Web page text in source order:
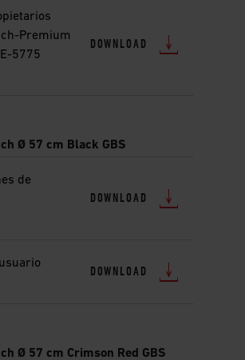
Premium
5775
DOWNLOAD
Ø 57 cm Black GBS
de
DOWNLOAD
DOWNLOAD
Ø 57 cm Crimson Red GBS